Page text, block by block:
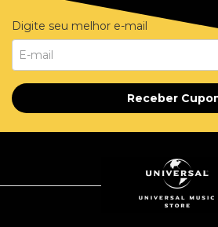
Digite seu melhor e-mail
Receber